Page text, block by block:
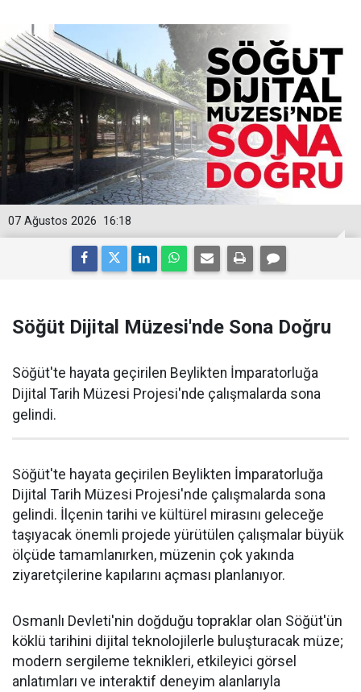
16:18
07 Ağustos 2026
Söğüt Dijital Müzesi'nde Sona Doğru
Söğüt'te hayata geçirilen Beylikten İmparatorluğa
Dijital Tarih Müzesi Projesi'nde çalışmalarda sona
gelindi.
Söğüt'te hayata geçirilen Beylikten İmparatorluğa
Dijital Tarih Müzesi Projesi'nde çalışmalarda sona
gelindi. İlçenin tarihi ve kültürel mirasını geleceğe
taşıyacak önemli projede yürütülen çalışmalar büyük
ölçüde tamamlanırken, müzenin çok yakında
ziyaretçilerine kapılarını açması planlanıyor.
Osmanlı Devleti'nin doğduğu topraklar olan Söğüt'ün
köklü tarihini dijital teknolojilerle buluşturacak müze;
modern sergileme teknikleri, etkileyici görsel
anlatımları ve interaktif deneyim alanlarıyla